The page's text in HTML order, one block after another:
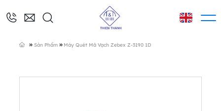
» Sản Phẩm » Máy Quét Mã Vạch Zebex Z-3190 1D